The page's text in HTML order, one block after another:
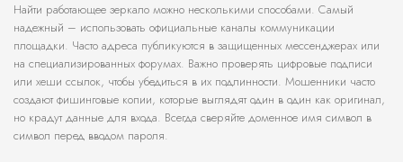
Найти работающее зеркало можно несколькими способами. Самый
надежный – использовать официальные каналы коммуникации
площадки. Часто адреса публикуются в защищенных мессенджерах или
на специализированных форумах. Важно проверять цифровые подписи
или хеши ссылок, чтобы убедиться в их подлинности. Мошенники часто
создают фишинговые копии, которые выглядят один в один как оригинал,
но крадут данные для входа. Всегда сверяйте доменное имя символ в
символ перед вводом пароля.